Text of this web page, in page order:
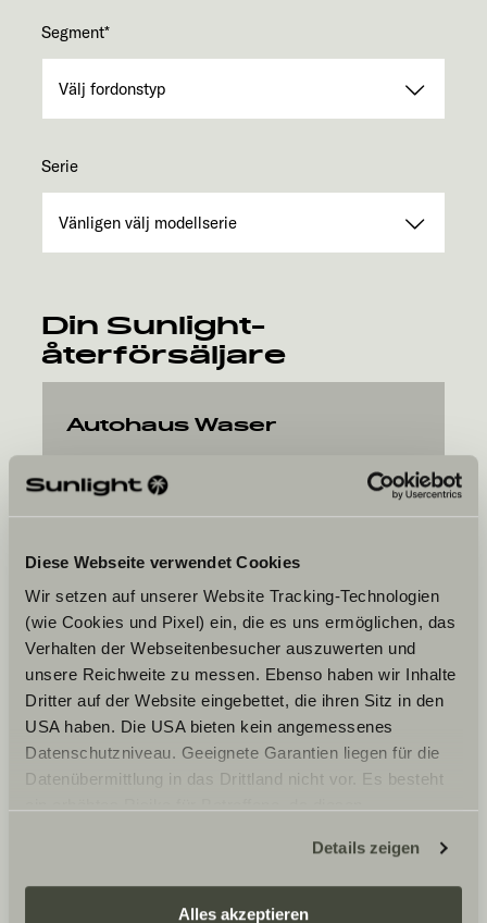
Diese Webseite verwendet Cookies
Wir setzen auf unserer Website Tracking-Technologien
(wie Cookies und Pixel) ein, die es uns ermöglichen, das
Verhalten der Webseitenbesucher auszuwerten und
unsere Reichweite zu messen. Ebenso haben wir Inhalte
Dritter auf der Website eingebettet, die ihren Sitz in den
USA haben. Die USA bieten kein angemessenes
Datenschutzniveau. Geeignete Garantien liegen für die
Datenübermittlung in das Drittland nicht vor. Es besteht
zustehen. Eingesetzte Dienstleister können Daten für
eigene Zwecke verarbeiten und mit anderen Daten
zusammenführen. Weitere Informationen finden Sie hier:
Details zeigen
Alles akzeptieren
Segment*
Serie
Din Sunlight-
återförsäljare
Autohaus Waser
Carl - Zeiss Straße 5
79761 Waldshut - Tiengen
Ditt önskade datum
Datum
Jag godkänner att Sunlight GmbH vidarebefordrar
mina uppgifter till den återförsäljare jag har valt